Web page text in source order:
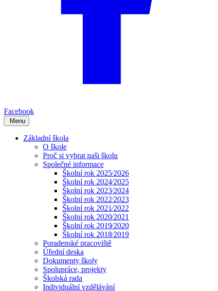
Facebook
Menu
Základní škola
O škole
Proč si vybrat naši školu
Společné informace
Školní rok 2025⁄2026
Školní rok 2024⁄2025
Školní rok 2023⁄2024
Školní rok 2022⁄2023
Školní rok 2021⁄2022
Školní rok 2020⁄2021
Školní rok 2019⁄2020
Školní rok 2018⁄2019
Poradenské pracoviště
Úřední deska
Dokumenty školy
Spolupráce, projekty
Školská rada
Individuální vzdělávání